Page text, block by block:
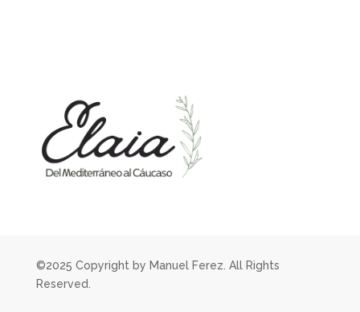
©2025 Copyright by Manuel Ferez. All Rights
Reserved.